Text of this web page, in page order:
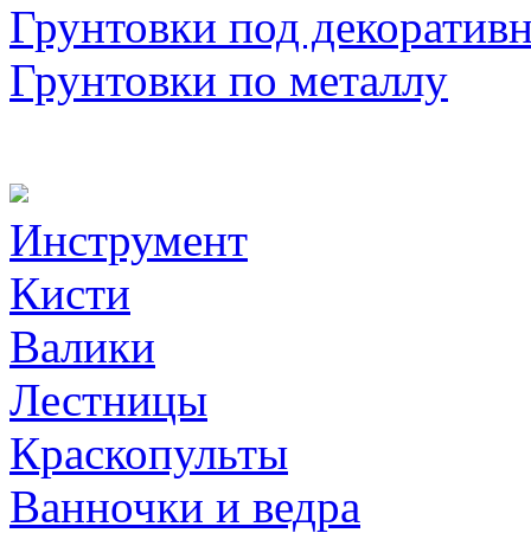
Грунтовки под
Грунтовки по металлу
Инструмент
Кисти
Валики
Лестницы
Краскопульты
Ванночки и ведра